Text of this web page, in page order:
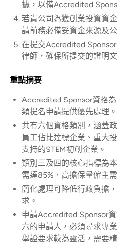
據，以備Accredited
若貴公司為獲創業投資資
請前務必備妥資金來源及
在提交Accredited
律師，確保所提交的證明
重點摘要
Accredited Sponsor資格
類提名申請提供優先處理。
共有六個資格類別，涵蓋
員工佔比達標企業、重大
支持的STEM初創企業。
類別三及四的核心指標為
需達85%，高擔保量僱主
簡化處理可降低行政負擔
求。
申請Accredited Sponsor
六的申請人，必須尋求專
舉證要求較為靈活，需要